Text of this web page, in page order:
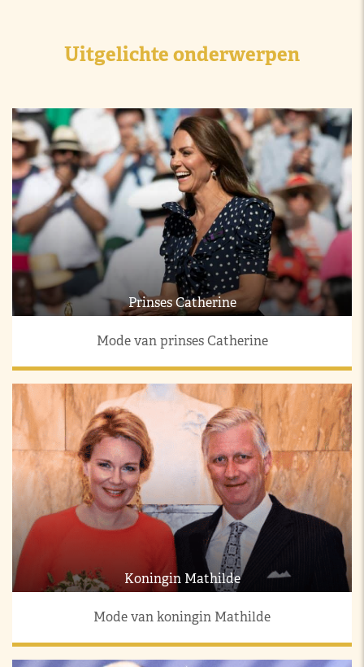
Uitgelichte onderwerpen
Prinses Catherine
Mode van prinses Catherine
Koningin Mathilde
Mode van koningin Mathilde